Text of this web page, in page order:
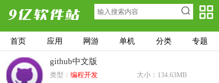
首页 应用 网游 单机 分类 专题
github中文版
类型： 编程开发
大小：134.63MB